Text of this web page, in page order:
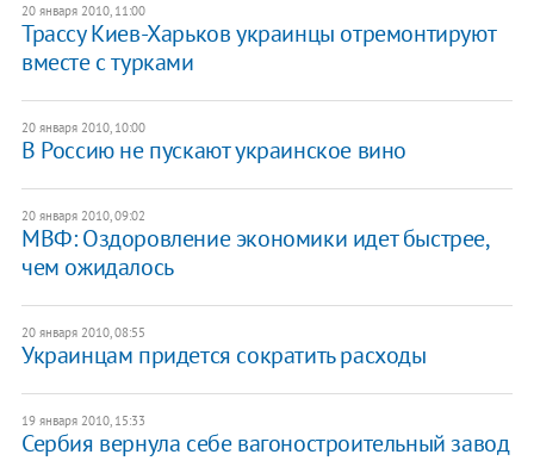
20 января 2010, 11:00
Трассу Киев-Харьков украинцы отремонтируют
вместе с турками
20 января 2010, 10:00
В Россию не пускают украинское вино
20 января 2010, 09:02
МВФ: Оздоровление экономики идет быстрее,
чем ожидалось
20 января 2010, 08:55
Украинцам придется сократить расходы
19 января 2010, 15:33
Сербия вернула себе вагоностроительный завод